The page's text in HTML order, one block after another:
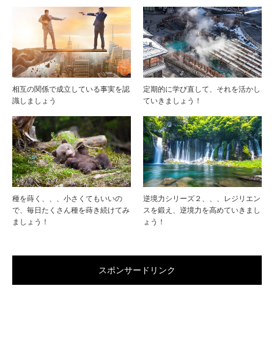
相互の関係で成立している事実を認
識しましょう
定期的に学び直して、それを活かし
ていきましょう！
種を蒔く、、、小さくてもいいの
で、毎日たくさん種を蒔き続けてみ
ましょう！
逆境力シリーズ２、、、レジリエン
スを鍛え、逆境力を高めていきまし
ょう！
スポンサードリンク